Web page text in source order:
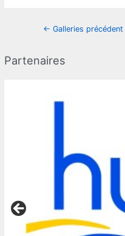
Partenaires
Navigation
← Galleries précédent